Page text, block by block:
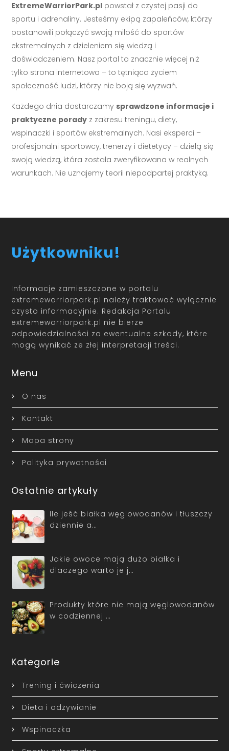
ExtremeWarriorPark.pl powstał z czystej pasji do
sportu i adrenaliny. Jesteśmy ekipą zapaleńców, którzy
postanowili połączyć swoją miłość do sportów
ekstremalnych z dzieleniem się wiedzą i
doświadczeniem. Nasz portal to znacznie więcej niż
tylko strona internetowa – to tętniąca życiem
społeczność ludzi, którzy nie boją się wyzwań.
Każdego dnia dostarczamy sprawdzone informacje i
praktyczne porady z zakresu treningu, diety,
wspinaczki i sportów ekstremalnych. Nasi eksperci –
profesjonalni sportowcy, trenerzy i dietetycy – dzielą się
swoją wiedzą, która została zweryfikowana w realnych
warunkach. Nie uznajemy teorii niepodpartej praktyką.
Użytkowniku!
Informacje zamieszczone w portalu
extremewarriorpark.pl należy traktować wyłącznie
czysto informacyjnie. Redakcja Portalu
extremewarriorpark.pl nie bierze
odpowiedzialności za ewentualne szkody, które
mogą wynikać ze złej interpretacji treści.
Menu
O nas
Kontakt
Mapa strony
Polityka prywatności
Ostatnie artykuły
Ile jeść białka węglowodanów i tłuszczy
dziennie a…
Jakie owoce mają dużo białka i
dlaczego warto je j…
Produkty które nie mają węglowodanów
w codziennej …
Kategorie
Trening i ćwiczenia
Dieta i odżywianie
Wspinaczka